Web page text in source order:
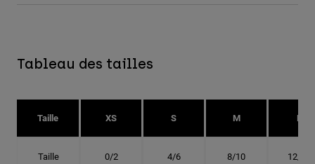
Tableau des tailles
Taille XS S M L
Taille 0/2 4/6 8/10 12/14